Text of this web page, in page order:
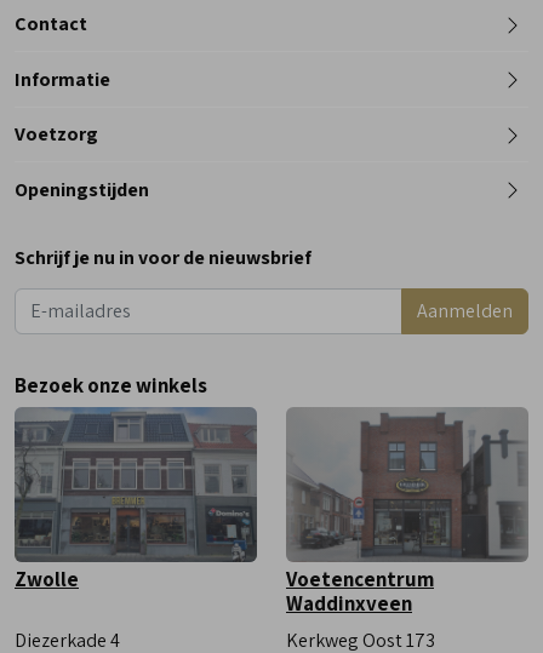
Contact
Telefoon
Informatie
Voetzorg
Openingstijden
Dinsdag
Woensdag
9:00 - 18:00
Vrijdag
Zaterdag
9:00 - 17:00
Schrijf je nu in voor de nieuwsbrief
Aanmelden
Bezoek onze winkels
Zwolle
Diezerkade 4
Voetencentrum
Waddinxveen
Kerkweg Oost 173